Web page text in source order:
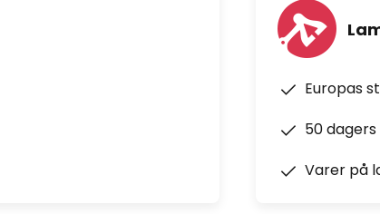
Europas
50
Varer på